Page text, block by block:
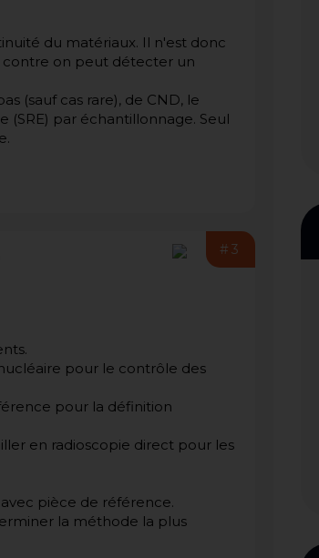
du matériaux. Il n'est donc
contre on peut détecter un
(sauf cas rare), de CND, le
par échantillonnage. Seul
#3
pour le contrôle des
pour la définition
en radioscopie direct pour les
pièce de référence.
la méthode la plus